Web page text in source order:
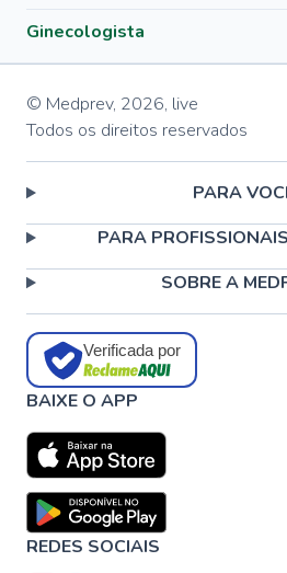
Ginecologista
© Medprev, 2026, live
Todos os direitos reservados
PARA
PARA
SOBRE A
Verificada por
BAIXE O APP
REDES SOCIAIS